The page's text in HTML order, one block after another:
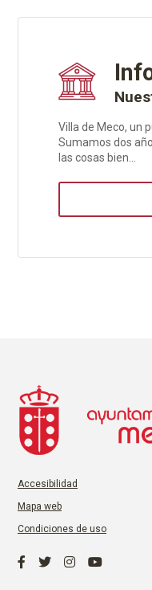
Villa de Meco, un
Sumamos dos
las cosas bien...
Accesibilidad
Mapa web
Condiciones de uso